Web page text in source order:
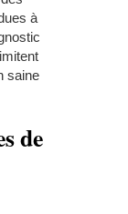
à
saine
de